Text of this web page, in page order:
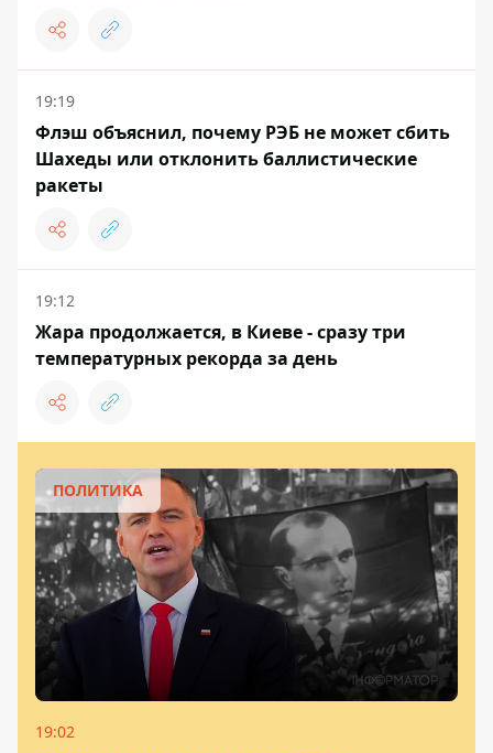
19:19
Флэш объяснил, почему РЭБ не может сбить
Шахеды или отклонить баллистические
ракеты
19:12
Жара продолжается, в Киеве - сразу три
температурных рекорда за день
ПОЛИТИКА
19:02